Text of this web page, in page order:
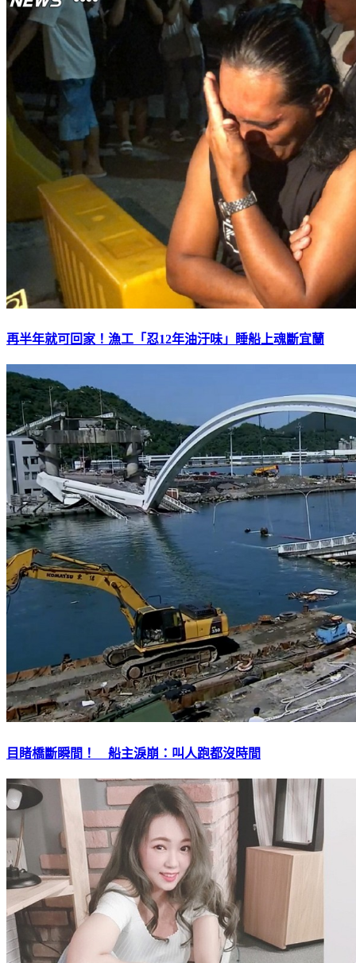
再半年就可回家！漁工「忍12年油汙味」睡船上魂斷宜蘭
目睹橋斷瞬間！ 船主淚崩：叫人跑都沒時間